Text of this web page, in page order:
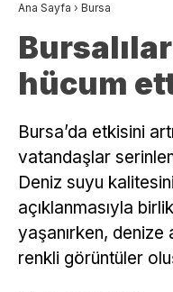
Ana Sayfa › Bursa
hücum
Bursa’da etkisini
vatandaşlar
Deniz suyu
açıklanmasıyla
yaşanırken,
renkli görüntüler